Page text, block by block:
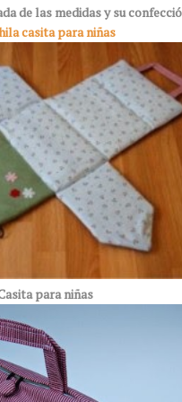
de las medidas y su
casita para niñas
para niñas